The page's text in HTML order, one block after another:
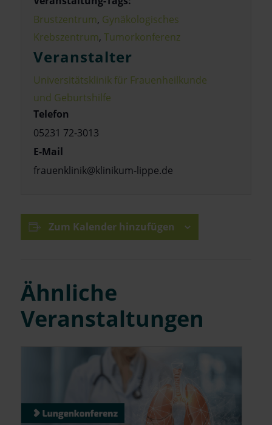
Brustzentrum, Gynäkologisches
Krebszentrum, Tumorkonferenz
Veranstalter
Universitätsklinik für Frauenheilkunde
und Geburtshilfe
Telefon
05231 72-3013
E-Mail
frauenklinik@klinikum-lippe.de
Zum Kalender hinzufügen
Ähnliche
Veranstaltungen